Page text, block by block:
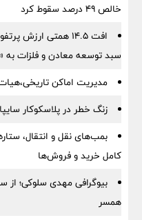
خالص ۴۹ درصد سقوط کرد
افت ۱۴.۵ همتی ارزش
سبد توسعه معادن و فلزات به
مدیریت اماکن
زنگ خطر در پلاسکوکار سایپا؛ فروش
بمب‌های نقل و انتقال،
کامل خرید و فروش‌ها
بیوگرافی مهدی سلوکی؛ از
همسر